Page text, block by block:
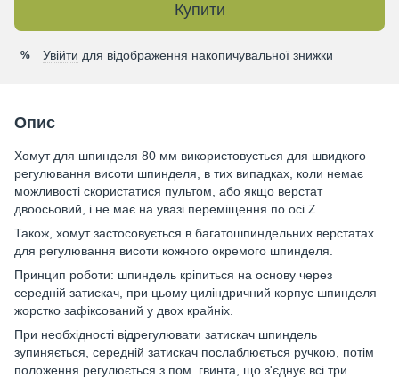
Купити
% Увійти для відображення накопичувальної знижки
Опис
Хомут для шпинделя 80 мм використовується для швидкого
регулювання висоти шпинделя, в тих випадках, коли немає
можливості скористатися пультом, або якщо верстат
двоосьовий, і не має на увазі переміщення по осі Z.
Також, хомут застосовується в багатошпиндельних верстатах
для регулювання висоти кожного окремого шпинделя.
Принцип роботи: шпиндель кріпиться на основу через
середній затискач, при цьому циліндричний корпус шпинделя
жорстко зафіксований у двох крайніх.
При необхідності відрегулювати затискач шпиндель
зупиняється, середній затискач послаблюється ручкою, потім
положення регулюється з пом. гвинта, що з'єднує всі три